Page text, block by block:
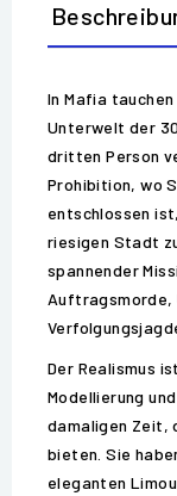
In Mafia
Unterwelt der
dritten Person
Prohibition, wo
entschlossen
riesigen Stadt
spannender
Der Realismus
Modellierung
damaligen Zeit,
bieten. Sie
eleganten